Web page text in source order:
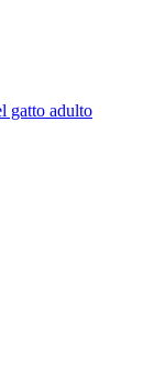
gatto adulto